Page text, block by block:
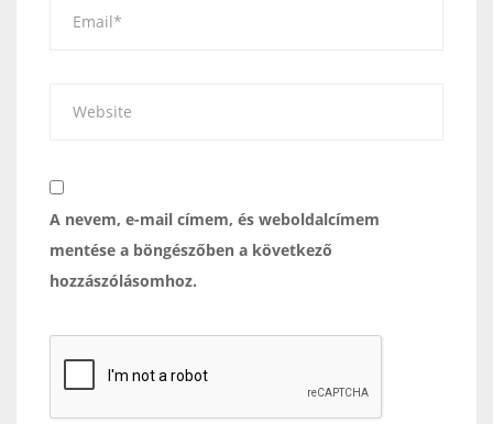
A nevem, e-mail címem, és weboldalcímem
mentése a böngészőben a következő
hozzászólásomhoz.